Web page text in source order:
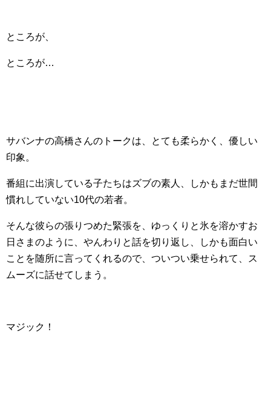
ところが、
ところが…
サバンナの高橋さんのトークは、とても柔らかく、優しい
印象。
番組に出演している子たちはズブの素人、しかもまだ世間
慣れしていない10代の若者。
そんな彼らの張りつめた緊張を、ゆっくりと氷を溶かすお
日さまのように、やんわりと話を切り返し、しかも面白い
ことを随所に言ってくれるので、ついつい乗せられて、ス
ムーズに話せてしまう。
マジック！